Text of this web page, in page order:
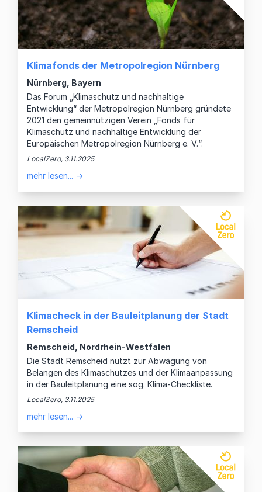
Klimafonds der Metropolregion Nürnberg
Nürnberg, Bayern
Das Forum „Klimaschutz und nachhaltige
Entwicklung“ der Metropolregion Nürnberg gründete
2021 den gemeinnützigen Verein „Fonds für
Klimaschutz und nachhaltige Entwicklung der
Europäischen Metropolregion Nürnberg e. V.“.
LocalZero, 3.11.2025
mehr lesen... →
Klimacheck in der Bauleitplanung der Stadt
Remscheid
Remscheid, Nordrhein-Westfalen
Die Stadt Remscheid nutzt zur Abwägung von
Belangen des Klimaschutzes und der Klimaanpassung
in der Bauleitplanung eine sog. Klima-Checkliste.
LocalZero, 3.11.2025
mehr lesen... →